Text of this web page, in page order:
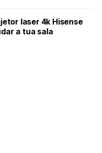
laser 4k Hisense
a tua sala